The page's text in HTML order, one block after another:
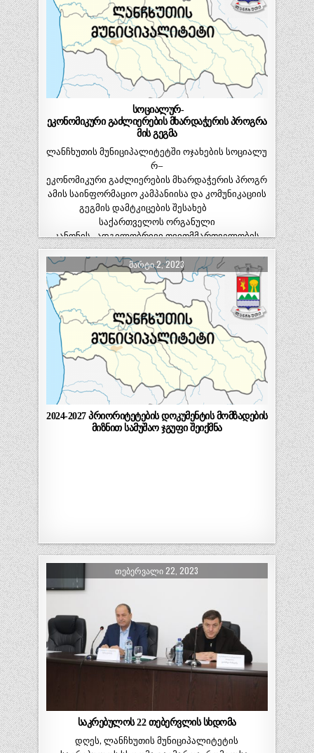
სოციალურ-
ეკონომიკური გაძლიერების მხარდაჭერის პროგრა
მის გეგმა
ლანჩხუთის მუნიციპალიტეტში ოჯახების სოციალუ
რ–
ეკონომიკური გაძლიერების მხარდაჭერის პროგრ
ამის საინფორმაციო კამპანიისა და კომუნიკაციის
გეგმის დამტკიცების შესახებ
საქართველოს ორგანული
კანონის „ადგილობრივი თვითმმართველობის
კოდექსი“ 61–ე მუხლის მე-3 პუნქტის…
ᲛᲐᲠᲢᲘ 2, 2023
2024-2027 პრიორიტეტების დოკუმენტის მომზადების
მიზნით სამუშაო ჯგუფი შეიქმნა
ᲗᲔᲑᲔᲠᲕᲐᲚᲘ 22, 2023
საკრებულოს 22 თებერვლის სხდომა
დღეს, ლანჩხუთის მუნიციპალიტეტის